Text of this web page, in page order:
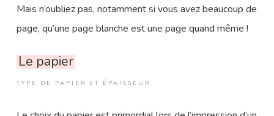
Mais n’oubliez pas, notamment si vous avez beaucoup de
page, qu’une page blanche est une page quand même !
Le papier
TYPE DE PAPIER ET ÉPAISSEUR